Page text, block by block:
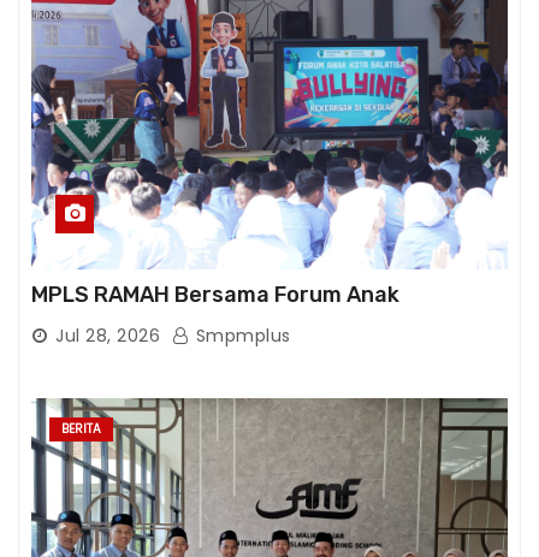
MPLS RAMAH Bersama Forum Anak
Jul 28, 2026 Smpmplus
BERITA